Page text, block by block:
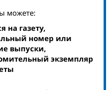
можете:
на газету,
номер или
выпуски,
экземпляр